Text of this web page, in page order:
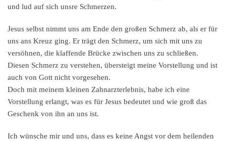
und lud auf sich unsre Schmerzen.
Jesus selbst nimmt uns am Ende den großen Schmerz ab, als er für
uns ans Kreuz ging. Er trägt den Schmerz, um sich mit uns zu
versöhnen, die klaffende Brücke zwischen uns zu schließen.
Diesen Schmerz zu verstehen, übersteigt meine Vorstellung und ist
auch von Gott nicht vorgesehen.
Doch mit meinem kleinen Zahnarzterlebnis, habe ich eine
Vorstellung erlangt, was es für Jesus bedeutet und wie groß das
Geschenk von ihn an uns ist.
Ich wünsche mir und uns, dass es keine Angst vor dem heilenden